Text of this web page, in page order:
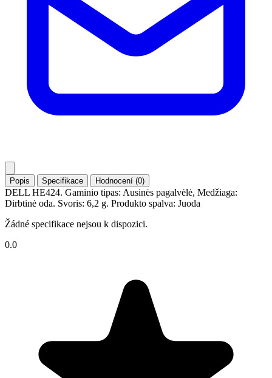
Popis Specifikace Hodnocení (0)
DELL HE424. Gaminio tipas: Ausinės pagalvėlė, Medžiaga:
Dirbtinė oda. Svoris: 6,2 g. Produkto spalva: Juoda
Žádné specifikace nejsou k dispozici.
0.0